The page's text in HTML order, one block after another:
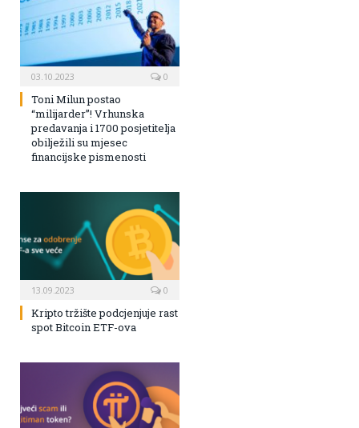
03.10.2023 0
Toni Milun postao
“milijarder”! Vrhunska
predavanja i 1700 posjetitelja
obilježili su mjesec
financijske pismenosti
13.09.2023 0
Kripto tržište podcjenjuje rast
spot Bitcoin ETF-ova